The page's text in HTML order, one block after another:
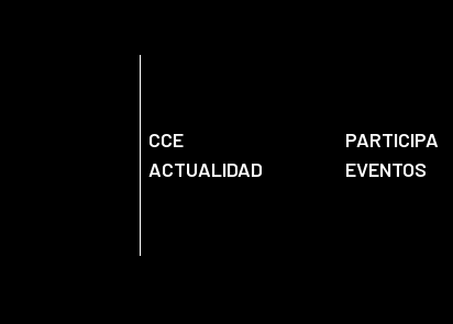
CCE PARTICIPA
ACTUALIDAD
EVENTOS